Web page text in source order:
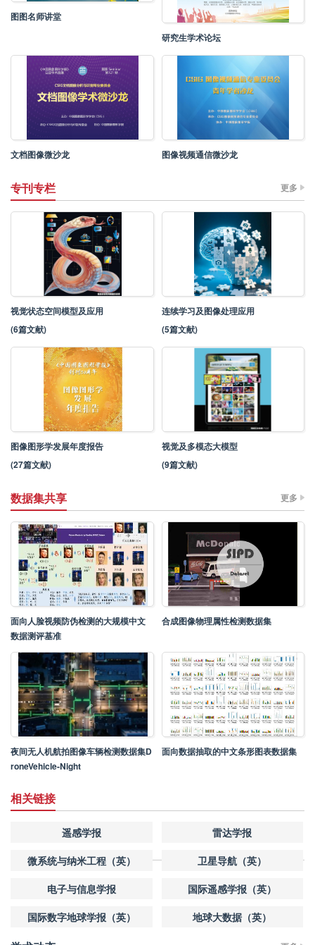
图图名师讲堂
研究生学术论坛
文档图像微沙龙 图像视频通信微沙龙
专刊专栏 更多
视觉状态空间模型及应用
(6篇文献)
连续学习及图像处理应用
(5篇文献)
图像图形学发展年度报告
(27篇文献)
视觉及多模态大模型
(9篇文献)
数据集共享 更多
面向人脸视频防伪检测的大规模中文
数据测评基准
合成图像物理属性检测数据集
夜间无人机航拍图像车辆检测数据集D
roneVehicle-Night
面向数据抽取的中文条形图表数据集
相关链接
遥感学报
雷达学报
微系统与纳米工程（英）
卫星导航（英）
电子与信息学报
国际遥感学报（英）
国际数字地球学报（英）
地球大数据（英）